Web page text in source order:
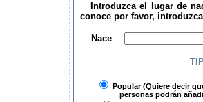
Introduzca el lugar de
conoce por favor,
Nace
Popular(Quiere decir
personas podrán